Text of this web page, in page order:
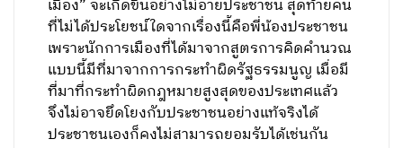
เมือง” จะเกิดขึ้นอย่างไม่อายประชาชน สุดท้ายคน
ที่ไม่ได้ประโยชน์ใดจากเรื่องนี้คือพี่น้องประชาชน
เพราะนักการเมืองที่ได้มาจากสูตรการคิดคำนวณ
แบบนี้มีที่มาจากการกระทำผิดรัฐธรรมนูญ เมื่อมี
ที่มาที่กระทำผิดกฎหมายสูงสุดของประเทศแล้ว
จึงไม่อาจยึดโยงกับประชาชนอย่างแท้จริงได้
ประชาชนเองก็คงไม่สามารถยอมรับได้เช่นกัน